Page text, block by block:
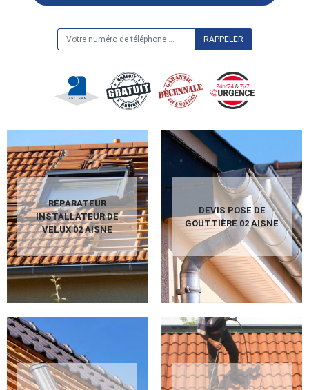
RÉPARATEUR
INSTALLATEUR DE
VELUX 02 AISNE
DEVIS POSE DE
GOUTTIÈRE 02 AISNE